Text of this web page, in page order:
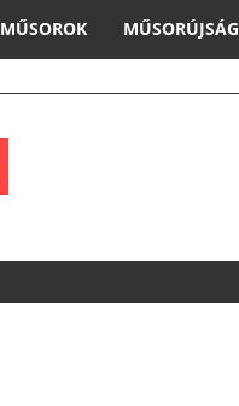
MŰSOROK MŰSORÚJSÁG